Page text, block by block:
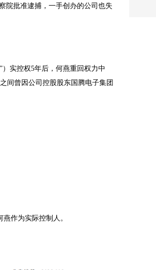
院批准逮捕，一手创办的公司也失
实控权5年后，何燕重回权力中
间曾因公司控股股东国腾电子集团
作为实际控制人。